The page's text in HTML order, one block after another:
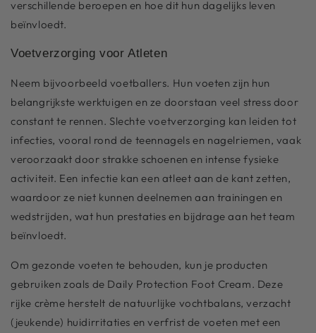
verschillende beroepen en hoe dit hun dagelijks leven
beïnvloedt.
Voetverzorging voor Atleten
Neem bijvoorbeeld voetballers. Hun voeten zijn hun
belangrijkste werktuigen en ze doorstaan veel stress door
constant te rennen. Slechte voetverzorging kan leiden tot
infecties, vooral rond de teennagels en nagelriemen, vaak
veroorzaakt door strakke schoenen en intense fysieke
activiteit. Een infectie kan een atleet aan de kant zetten,
waardoor ze niet kunnen deelnemen aan trainingen en
wedstrijden, wat hun prestaties en bijdrage aan het team
beïnvloedt.
Om gezonde voeten te behouden, kun je producten
gebruiken zoals de Daily Protection Foot Cream. Deze
rijke crème herstelt de natuurlijke vochtbalans, verzacht
(jeukende) huidirritaties en verfrist de voeten met een